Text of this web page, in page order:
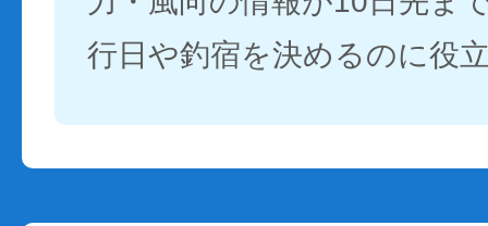
行日や釣宿を決めるのに役